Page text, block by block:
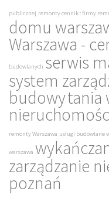
publicznej remonty cennik : firmy
domu
Warszawa -
budowlanych serwis
system
budowytania
remonty Warszawa usługi budowlane
warszawa
zarządzanie
poznań